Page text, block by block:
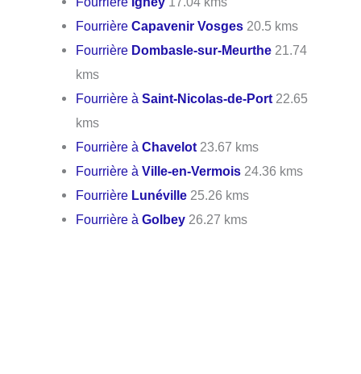
FourrièreCapavenir Vosges 20.5 kms
Fourrière Dombasle-sur-Meurthe 21.74
kms
Fourrière àSaint-Nicolas-de-Port 22.65
kms
Fourrière àChavelot 23.67 kms
Fourrière àVille-en-Vermois 24.36 kms
Fourrière Lunéville 25.26 kms
Fourrière àGolbey 26.27 kms